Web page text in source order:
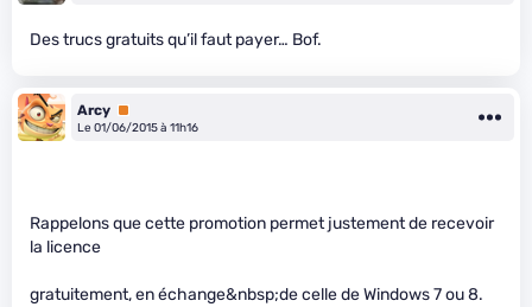
Des trucs gratuits qu’il faut payer… Bof.
Arcy Premium
Le 01/06/2015 à 11h16
Rappelons que cette promotion permet justement de recevoir
la licence
gratuitement, en échange&nbsp;de celle de Windows 7 ou 8.